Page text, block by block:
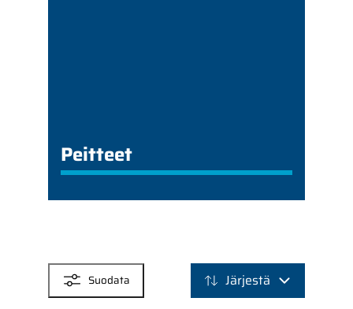
Peitteet
Suodata Järjestä